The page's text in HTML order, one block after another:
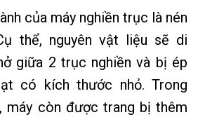
của máy nghiền trục là nén
thể, nguyên vật liệu sẽ di
giữa 2 trục nghiền và bị ép
có kích thước nhỏ. Trong
máy còn được trang bị thêm